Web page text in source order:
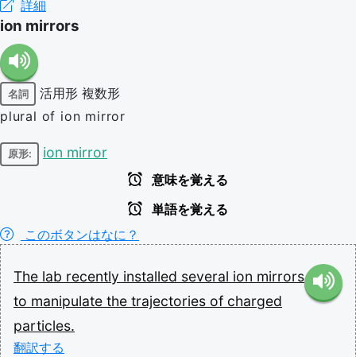
詳細
ion mirrors
名詞 活用形 複数形
plural of ion mirror
原形: ion mirror
意味を覚える
単語を覚える
このボタンはなに？
The lab recently installed several ion mirrors
to manipulate the trajectories of charged
particles.
翻訳する